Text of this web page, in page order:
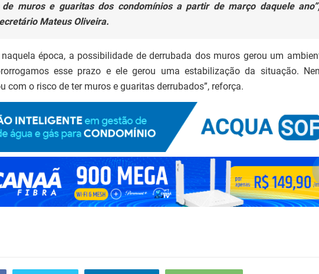
de muros e guaritas dos condomínios a partir de março daquele
Mateus Oliveira.
naquela época, a possibilidade de derrubada dos muros gerou um
esse prazo e ele gerou uma estabilização da situação.
com o risco de ter muros e guaritas derrubados”, reforça.